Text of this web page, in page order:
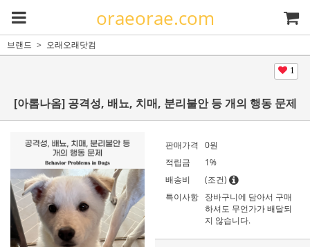
oraeorae.com
브랜드 오래오래닷컴
1
[아롬나옴] 공격성, 배뇨, 치매, 분리불안 등 개의 행동 문제
판매가격 0원
적립금
1%
배송비
(조건)
특이사항 장바구니에 담아서 구매
하셔도 무언가가 배달되
지 않습니다.